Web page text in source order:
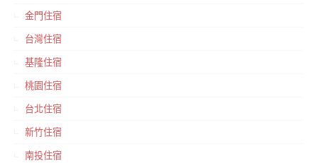
金門住宿
台灣住宿
基隆住宿
桃園住宿
台北住宿
新竹住宿
南投住宿